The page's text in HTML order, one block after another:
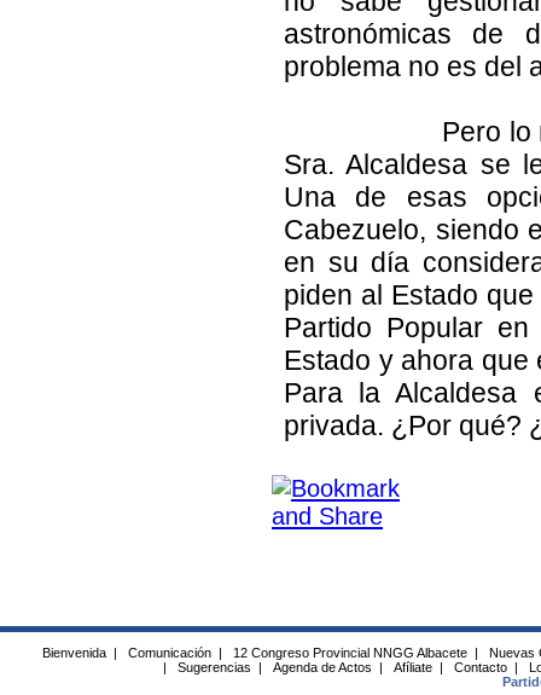
astronómicas de
problema no es del
Pero lo más
Sra. Alcaldesa se
Una de esas
Cabezuelo, siendo
en su día
piden al Estado
Partido Popular
Estado y ahora que
Para la Alcaldesa
privada. ¿Por qué?
Bienvenida | Comunicación | 12 Congreso Provincial NNGG Albacete |
Nuevas
|
Sugerencias | Agenda de Actos | Afíliate | Contacto |